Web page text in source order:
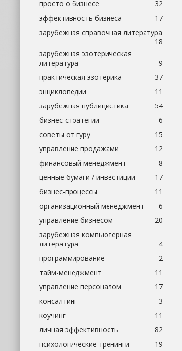
просто о бизнесе
32
эффективность бизнеса
17
зарубежная справочная литература
18
зарубежная эзотерическая
литература
9
практическая эзотерика
37
энциклопедии
11
зарубежная публицистика
54
бизнес-стратегии
6
советы от гуру
15
управление продажами
12
финансовый менеджмент
8
ценные бумаги / инвестиции
17
бизнес-процессы
11
организационный менеджмент
6
управление бизнесом
20
зарубежная компьютерная
литература
4
программирование
2
тайм-менеджмент
11
управление персоналом
17
консалтинг
3
коучинг
11
личная эффективность
82
психологические тренинги
19